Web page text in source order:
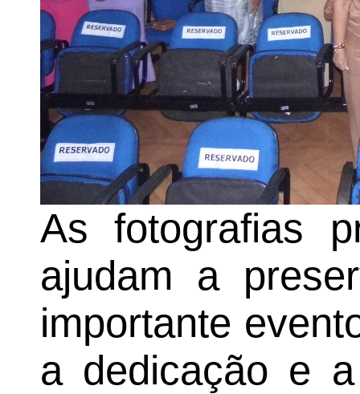
As fotografias
ajudam a
importante
a dedicação e